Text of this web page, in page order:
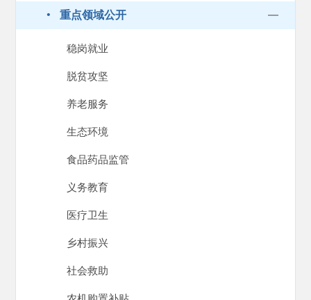
· 重点领域公开
稳岗就业
脱贫攻坚
养老服务
生态环境
食品药品监管
义务教育
医疗卫生
乡村振兴
社会救助